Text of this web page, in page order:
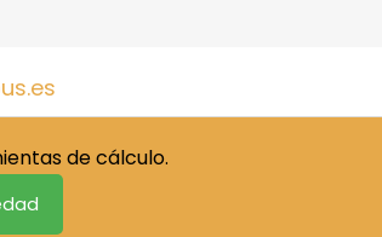
de cálculo.